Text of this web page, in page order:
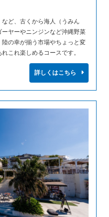
ど、古くから海人（うみん
ヤーやニンジンなど沖縄野菜
の幸が揃う市場やちょっと変
これ楽しめるコースです。
詳しくはこちら